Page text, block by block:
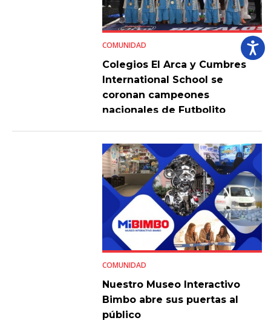
COMUNIDAD
Colegios El Arca y Cumbres
International School se
coronan campeones
nacionales de Futbolito
COMUNIDAD
Nuestro Museo Interactivo
Bimbo abre sus puertas al
público